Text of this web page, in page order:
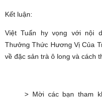
Kết luận:
Việt Tuấn hy vọng với nội
Thưởng Thức Hương Vị Của
về đặc sản trà ô long và cách
> Mời các bạn tham